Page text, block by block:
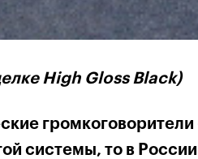
High Gloss Black)
системы, то в